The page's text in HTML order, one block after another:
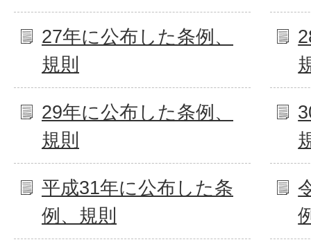
27年に公布した条例、
規則
29年に公布した条例、
規則
平成31年に公布した条
例、規則